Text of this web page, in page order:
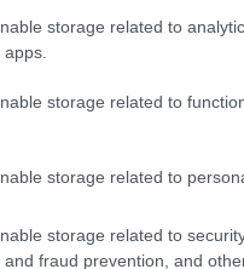
storage related to
storage related to
storage related to
storage related to
fraud prevention, and
Algor señala otro peligro: